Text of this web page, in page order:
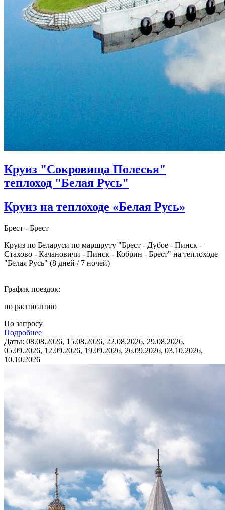
Круиз "Сокровища Полесья"
теплоход "Белая Русь"
Круиз на теплоходе «Белая Русь»
Брест - Брест
Круиз по Беларуси по маршруту "Брест - Дубое - Пинск -
Стахово - Качановичи - Пинск - Кобрин - Брест" на теплоходе
"Белая Русь" (8 дней / 7 ночей)
График поездок:
по расписанию
По запросу
Подробнее
Даты: 08.08.2026, 15.08.2026, 22.08.2026, 29.08.2026,
05.09.2026, 12.09.2026, 19.09.2026, 26.09.2026, 03.10.2026,
10.10.2026